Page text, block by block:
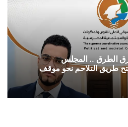
الطرق .. المجلس
طريق التلاحم نحو موقف